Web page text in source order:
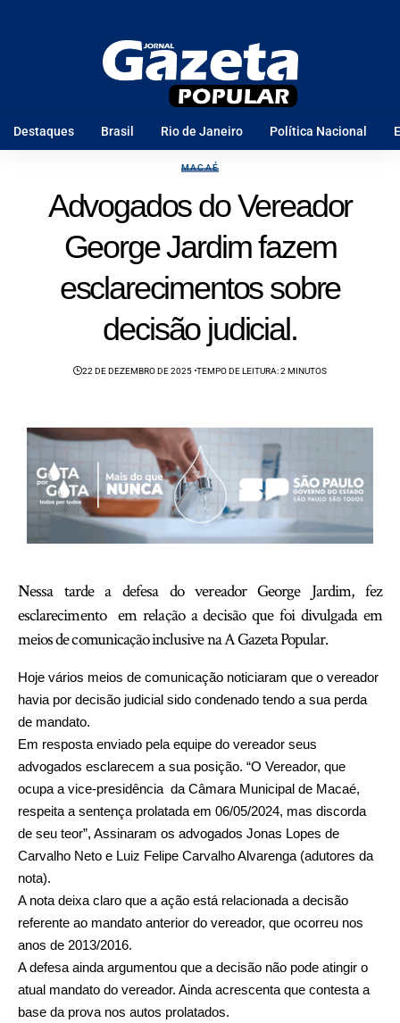
Destaques Brasil Rio de Janeiro Política Nacional
MACAÉ
Advogados do Vereador
George Jardim fazem
esclarecimentos sobre
decisão judicial.
22 DE DEZEMBRO DE 2025 TEMPO DE LEITURA: 2 MINUTOS
Nessa tarde a defesa do vereador George Jardim, fez
esclarecimento em relação a decisão que foi divulgada em
meios de comunicação inclusive na A Gazeta Popular.
Hoje vários meios de comunicação noticiaram que o vereador
havia por decisão judicial sido condenado tendo a sua perda
de mandato.
Em resposta enviado pela equipe do vereador seus
advogados esclarecem a sua posição. “O Vereador, que
ocupa a vice-presidência da Câmara Municipal de Macaé,
respeita a sentença prolatada em 06/05/2024, mas discorda
de seu teor”, Assinaram os advogados Jonas Lopes de
Carvalho Neto e Luiz Felipe Carvalho Alvarenga (adutores da
nota).
A nota deixa claro que a ação está relacionada a decisão
referente ao mandato anterior do vereador, que ocorreu nos
anos de 2013/2016.
A defesa ainda argumentou que a decisão não pode atingir o
atual mandato do vereador. Ainda acrescenta que contesta a
base da prova nos autos prolatados.